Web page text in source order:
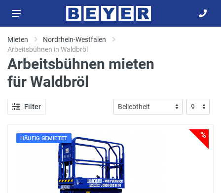
Mieten
Nordrhein-Westfalen
Arbeitsbühnen in Waldbröl
Arbeitsbühnen mieten
für Waldbröl
Filter
HÄUFIG GEMIETET %